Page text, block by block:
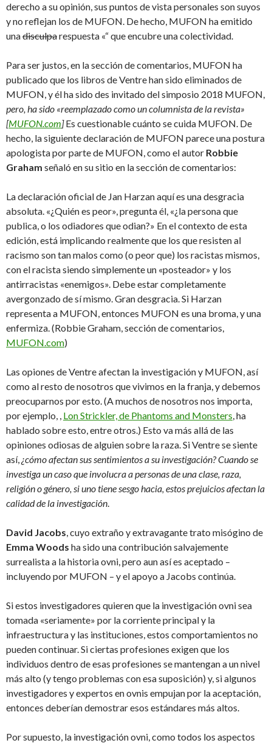
derecho a su opinión, sus puntos de vista personales son suyos
y no reflejan los de MUFON. De hecho, MUFON ha emitido
unadisculparespuesta «“ que encubre una colectividad.
Para ser justos, en la sección de comentarios, MUFON ha
publicado que los libros de Ventre han sido eliminados de
MUFON, y él ha sido des invitado del simposio 2018 MUFON,
pero, ha sido «reemplazado como un columnista de la revista»
[MUFON.com]Es cuestionable cuánto se cuida MUFON. De
hecho, la siguiente declaración de MUFON parece una postura
apologista por parte de MUFON, como el autor Robbie
Graham señaló en su sitio en la sección de comentarios:
La declaración oficial de Jan Harzan aquí es una desgracia
absoluta. «¿Quién es peor», pregunta él, «¿la persona que
publica, o los odiadores que odian?» En el contexto de esta
edición, está implicando realmente que los que resisten al
racismo son tan malos como (o peor que) los racistas mismos,
con el racista siendo simplemente un «posteador» y los
antirracistas «enemigos». Debe estar completamente
avergonzado de sí mismo. Gran desgracia. Si Harzan
representa a MUFON, entonces MUFON es una broma, y una
enfermiza. (Robbie Graham, sección de comentarios,
MUFON.com)
Las opiones de Ventre afectan la investigación y MUFON, así
como al resto de nosotros que vivimos en la franja, y debemos
preocuparnos por esto. (A muchos de nosotros nos importa,
por ejemplo, , Lon Strickler, de Phantoms and Monsters, ha
hablado sobre esto, entre otros.) Esto va más allá de las
opiniones odiosas de alguien sobre la raza. Si Ventre se siente
así,¿cómo afectan sus sentimientos a su investigación? Cuando se
investiga un caso que involucra a personas de una clase, raza,
religión o género, si uno tiene sesgo hacia, estos prejuicios afectan la
calidad de la investigación.
David Jacobs, cuyo extraño y extravagante trato misógino de
Emma Woods ha sido una contribución salvajemente
surrealista a la historia ovni, pero aun así es aceptado –
incluyendo por MUFON – y el apoyo a Jacobs continúa.
Si estos investigadores quieren que la investigación ovni sea
tomada «seriamente» por la corriente principal y la
infraestructura y las instituciones, estos comportamientos no
pueden continuar. Si ciertas profesiones exigen que los
individuos dentro de esas profesiones se mantengan a un nivel
más alto (y tengo problemas con esa suposición) y, si algunos
investigadores y expertos en ovnis empujan por la aceptación,
entonces deberían demostrar esos estándares más altos.
Por supuesto, la investigación ovni, como todos los aspectos